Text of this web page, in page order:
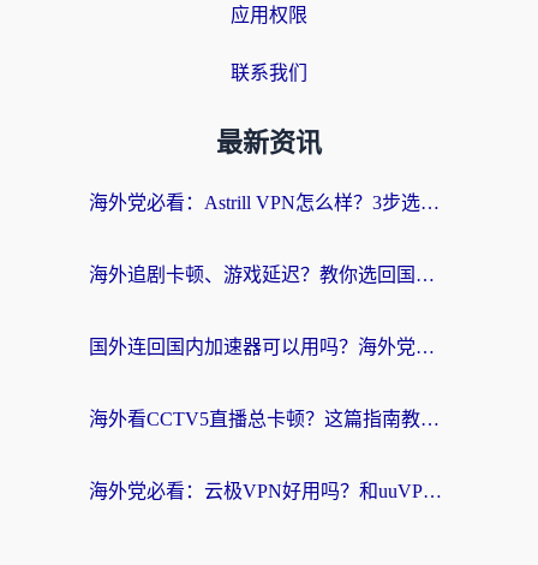
应用权限
联系我们
最新资讯
海外党必看：Astrill VPN怎么样？3步选对回国加速器实现无缝刷剧玩游戏
海外追剧卡顿、游戏延迟？教你选回国加速器，附免费加速器试用一小时福利
国外连回国内加速器可以用吗？海外党亲测实用指南，解决追剧游戏卡顿难题
海外看CCTV5直播总卡顿？这篇指南教你选对回国加速器，无缝刷国内资源
海外党必看：云极VPN好用吗？和uuVPN对比哪个回国效果更好？附真实体验+避坑指南